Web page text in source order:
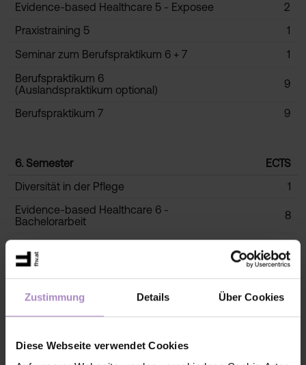
Zustimmung Details Über Cookies
Diese Webseite verwendet Cookies
Evidence-based Healthcare 5 - Exposee
2
Praxistraining 5
1
Seminar zum Berufspraktikum 6 + 7
1
Berufspraktikum 6
(Auslandspraktikum optional)
9
Berufspraktikum 7 9
6. Semester
ECTS
Diversität in der Pflege
1
Evidence-based Healthcare 6 -
Bachelorarbeit
8
Bachelorabschlussprüfung
2
Pflegeassessment 5
1
Praxistraining 6
Seminar zum Berufspraktikum 8 + 9
1
Berufspraktikum 9